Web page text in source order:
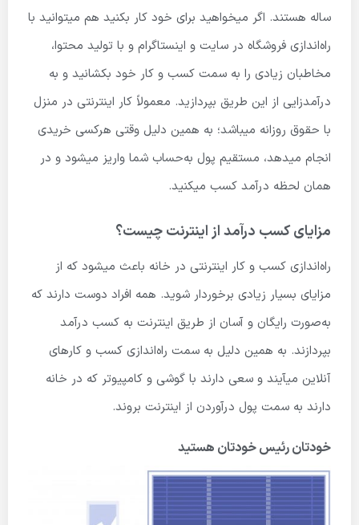
ساله هستند. اگر میخواهید برای خود کار بکنید هم میتوانید با
راه‌اندازی فروشگاه در سایت و اینستاگرام و با تولید محتوا،
مخاطبان زیادی را به سمت کسب و کار خود بکشانید و به
درآمدزایی از این طریق بپردازید. معمولاً کار اینترنتی در منزل
با حقوق روزانه میباشد؛ به همین دلیل وقتی هرکسی خریدی
انجام میدهد، مستقیم پول به‌حساب شما واریز میشود و در
همان لحظه درآمد کسب میکنید.
مزایای کسب درآمد از اینترنت چیست؟
راه‌اندازی کسب و کار اینترنتی در خانه باعث میشود که از
مزایای بسیار زیادی برخوردار شوید. همه افراد دوست دارند که
به‌صورت رایگان و آسان از طریق اینترنت به کسب درآمد
بپردازند. به همین دلیل به سمت راه‌اندازی کسب و کارهای
آنلاین می­آیند و سعی دارند با گوشی و کامپیوتر که در خانه
دارند به سمت پول درآوردن از اینترنت بروند.
خودتان رئیس خودتان هستید